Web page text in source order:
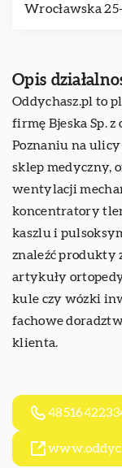
Wrocławska
Opis
Oddychasz.pl to
firmę Bjeska Sp. z
Poznaniu na ulicy
sklep medyczny,
wentylacji
koncentratory
kaszlu i
znaleźć produkty
artykuły
kule czy wózki
fachowe
klienta.